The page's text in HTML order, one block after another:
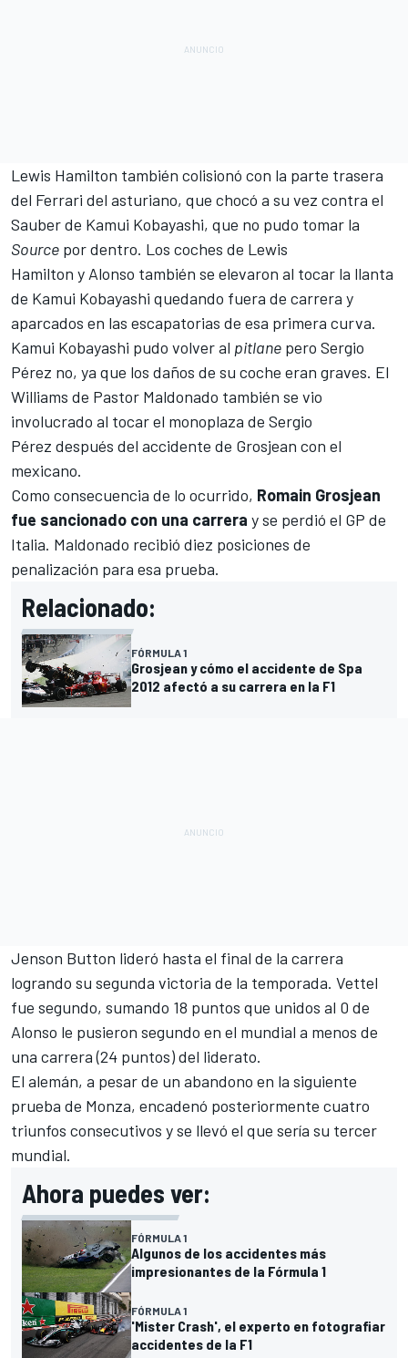
Lewis Hamilton también colisionó con la parte trasera
del Ferrari del asturiano, que chocó a su vez contra el
Sauber de Kamui Kobayashi, que no pudo tomar la
Source por dentro. Los coches de Lewis
Hamilton y Alonso también se elevaron al tocar la llanta
de Kamui Kobayashi quedando fuera de carrera y
aparcados en las escapatorias de esa primera curva.
Kamui Kobayashi pudo volver al pitlane pero Sergio
Pérez no, ya que los daños de su coche eran graves. El
Williams de Pastor Maldonado también se vio
involucrado al tocar el monoplaza de Sergio
Pérez después del accidente de Grosjean con el
mexicano.
Como consecuencia de lo ocurrido, Romain Grosjean
fue sancionado con una carrera y se perdió el GP de
Italia. Maldonado recibió diez posiciones de
penalización para esa prueba.
Relacionado:
FÓRMULA 1
Grosjean y cómo el accidente de Spa
2012 afectó a su carrera en la F1
Jenson Button lideró hasta el final de la carrera
logrando su segunda victoria de la temporada. Vettel
fue segundo, sumando 18 puntos que unidos al 0 de
Alonso le pusieron segundo en el mundial a menos de
una carrera (24 puntos) del liderato.
El alemán, a pesar de un abandono en la siguiente
prueba de Monza, encadenó posteriormente cuatro
triunfos consecutivos y se llevó el que sería su tercer
mundial.
Ahora puedes ver:
FÓRMULA 1
Algunos de los accidentes más
impresionantes de la Fórmula 1
FÓRMULA 1
'Mister Crash', el experto en fotografiar
accidentes de la F1